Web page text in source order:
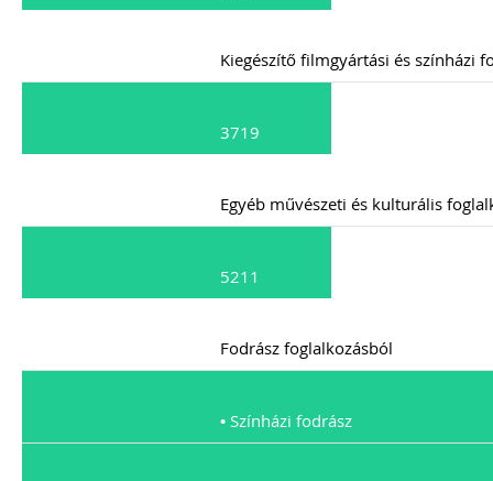
Kiegészítő filmgyártási és színházi
3719
Egyéb művészeti és kulturális
5211
Fodrász foglalkozásból
• Színházi fodrász